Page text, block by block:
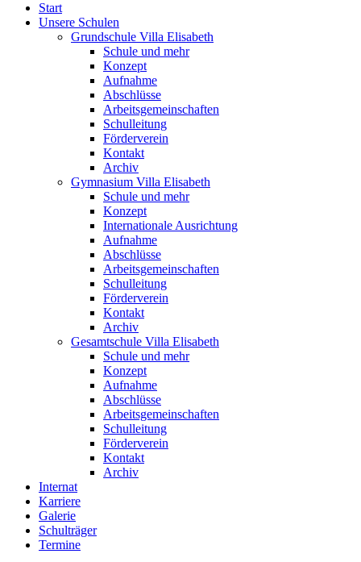
Start
Unsere Schulen
Grundschule Villa Elisabeth
Schule und mehr
Konzept
Aufnahme
Abschlüsse
Arbeitsgemeinschaften
Schulleitung
Förderverein
Kontakt
Archiv
Gymnasium Villa Elisabeth
Schule und mehr
Konzept
Internationale Ausrichtung
Aufnahme
Abschlüsse
Arbeitsgemeinschaften
Schulleitung
Förderverein
Kontakt
Archiv
Gesamtschule Villa Elisabeth
Schule und mehr
Konzept
Aufnahme
Abschlüsse
Arbeitsgemeinschaften
Schulleitung
Förderverein
Kontakt
Archiv
Internat
Karriere
Galerie
Schulträger
Termine